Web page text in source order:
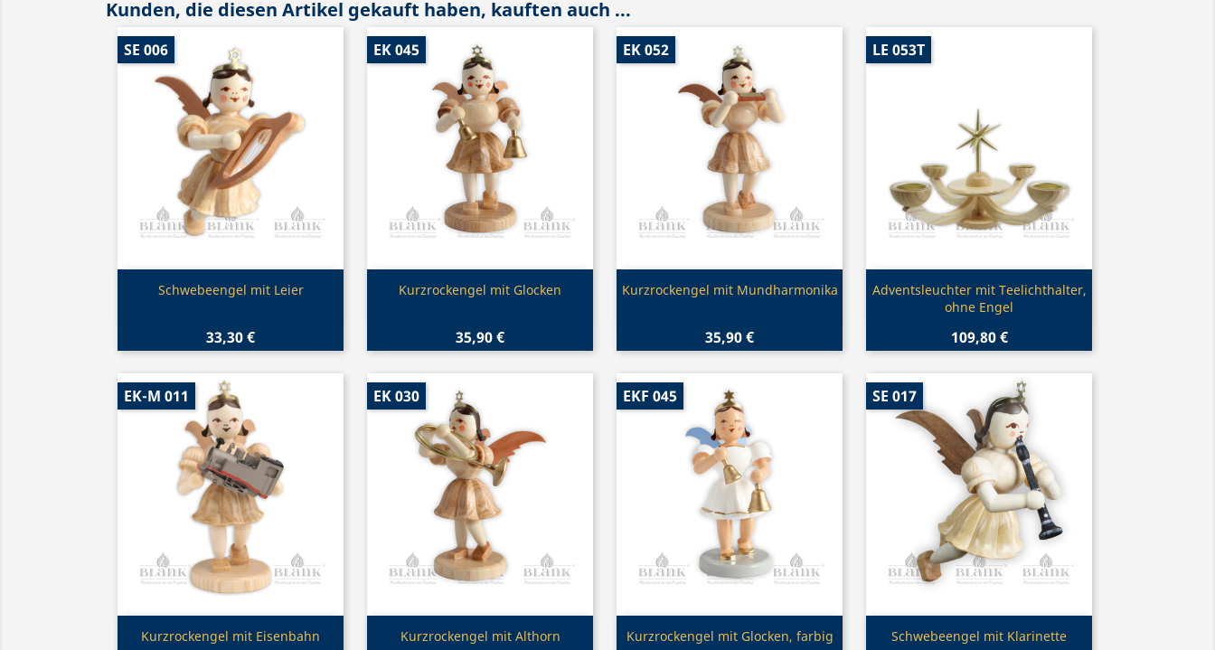
Kunden, die diesen Artikel gekauft haben, kauften auch ...
Vorschau
Schwebeengel mit Leier
33,30 €
SE 006
Vorschau
Kurzrockengel mit Glocken
35,90 €
EK 045
Vorschau
Kurzrockengel mit Mundharmonika
35,90 €
EK 052
Vorschau
Adventsleuchter mit Teelichthalter,
ohne Engel
109,80 €
LE 053T
Vorschau
Kurzrockengel mit Eisenbahn
EK-M 011
Vorschau
Kurzrockengel mit Althorn
EK 030
Vorschau
Kurzrockengel mit Glocken, farbig
EKF 045
Vorschau
Schwebeengel mit Klarinette
SE 017